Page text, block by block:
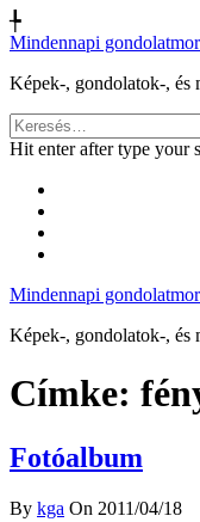
╄
Mindennapi
Képek-, gondolatok-, és
Keresés:
Hit enter after type your
Mindennapi
Képek-, gondolatok-, és
Címke:
Fotóalbum
By kga On 2011/04/18